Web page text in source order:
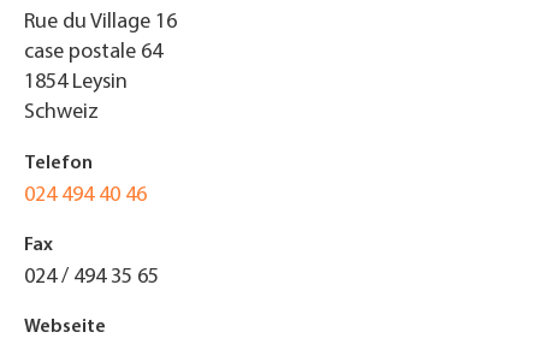
Rue du Village 16
case postale 64
1854 Leysin
Schweiz
Telefon
024 494 40 46
Fax
024 / 494 35 65
Webseite